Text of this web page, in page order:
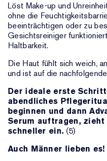
Löst Make-up und
ohne die
beeinträchtigen oder zu
Gesichtsreiniger
Haltbarkeit.
Die Haut fühlt sich weich,
und ist auf die
Der ideale erste
abendliches
beginnen und dann
Serum auftragen, zieht
schneller ein. (5)
Auch Männer lieben es!